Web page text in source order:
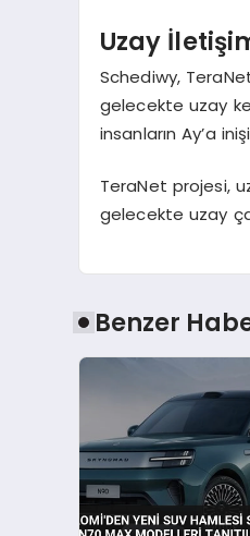
Uzay
Schediwy,
gelecekte uzay
insanların Ay’a
TeraNet projesi,
gelecekte uzay
Benzer